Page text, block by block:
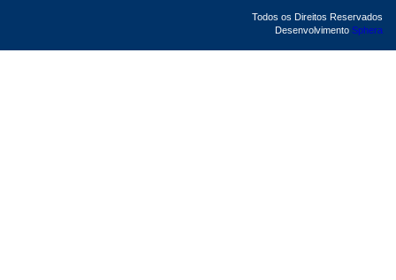
Todos os Direitos Reservados
Desenvolvimento Sphera